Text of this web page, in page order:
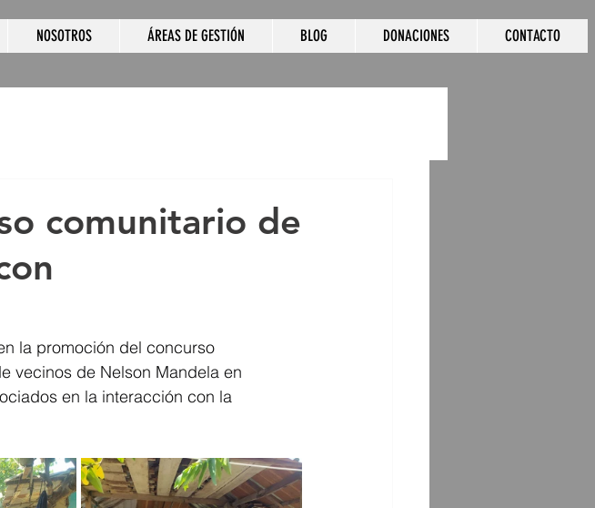
NOSOTROS ÁREAS DE GESTIÓN BLOG DONACIONES CONTACTO
comunitario de
la promoción del concurso
vecinos de Nelson Mandela en
en la interacción con la